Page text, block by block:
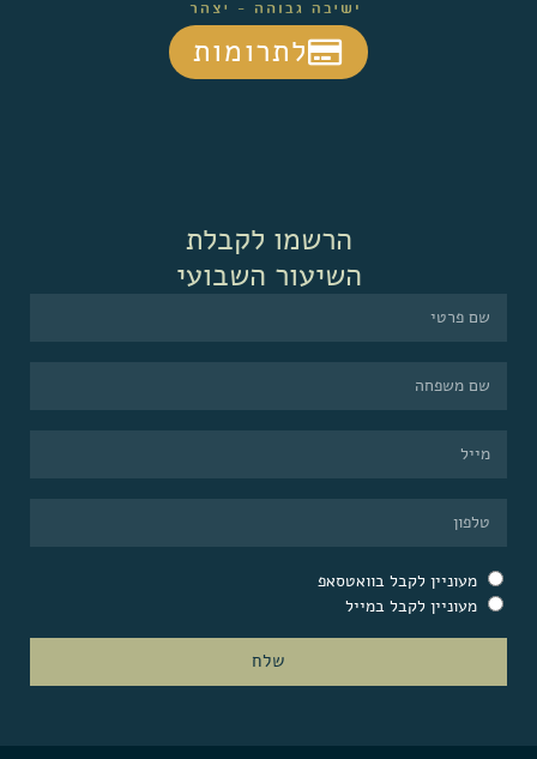
לתרומות
הרשמו לקבלת
השיעור השבועי
מעוניין לקבל בוואטסאפ
מעוניין לקבל במייל
שלח